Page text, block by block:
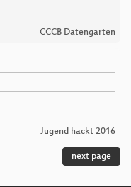
CCCB Datengarten
Jugend hackt 2016
next page